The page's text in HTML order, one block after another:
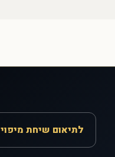
לתיאום שיחת מיפוי